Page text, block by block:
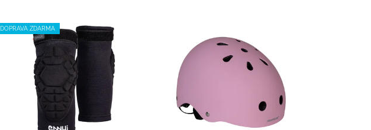
DOPRAVA ZDARMA